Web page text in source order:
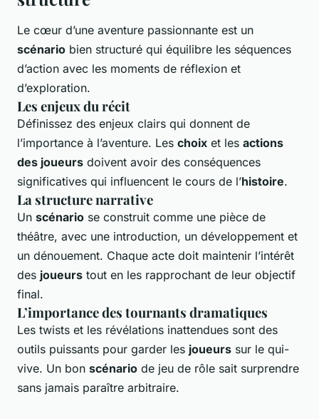
Le cœur d’une aventure passionnante est un
scénario bien structuré qui équilibre les séquences
d’action avec les moments de réflexion et
d’exploration.
Les enjeux du récit
Définissez des enjeux clairs qui donnent de
l’importance à l’aventure. Les choix et les actions
des joueurs doivent avoir des conséquences
significatives qui influencent le cours de l’histoire.
La structure narrative
Un scénario se construit comme une pièce de
théâtre, avec une introduction, un développement et
un dénouement. Chaque acte doit maintenir l’intérêt
des joueurs tout en les rapprochant de leur objectif
final.
L’importance des tournants dramatiques
Les twists et les révélations inattendues sont des
outils puissants pour garder les joueurs sur le qui-
vive. Un bon scénario de jeu de rôle sait surprendre
sans jamais paraître arbitraire.